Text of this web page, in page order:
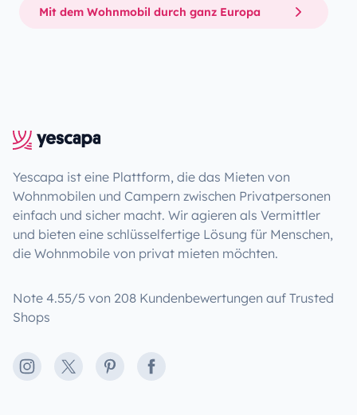
Mit dem Wohnmobil durch ganz Europa
Yescapa ist eine Plattform, die das Mieten von
Wohnmobilen und Campern zwischen Privatpersonen
einfach und sicher macht. Wir agieren als Vermittler
und bieten eine schlüsselfertige Lösung für Menschen,
die Wohnmobile von privat mieten möchten.
Note 4.55/5 von 208 Kundenbewertungen auf Trusted
Shops
Instagram
X PinterestFacebook